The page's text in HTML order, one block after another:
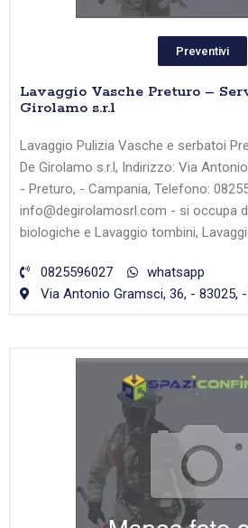
Preventivi
Lavaggio Vasche Preturo –
Girolamo s.r.l
Lavaggio Pulizia Vasche e serbatoi
De Girolamo s.r.l, Indirizzo: Via
- Preturo, - Campania, Telefono:
info@degirolamosrl.com - si occupa
biologiche e Lavaggio tombini,
0825596027
whatsapp
Via Antonio Gramsci, 36, - 83025,